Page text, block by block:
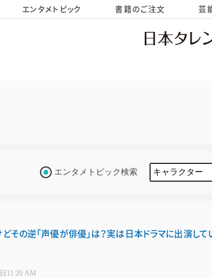
エンタメトピック 書籍のご注文 芸
エンタメトピック検索
どその逆「声優が俳優」は？実は日本ドラマに出演し
11:20 AM